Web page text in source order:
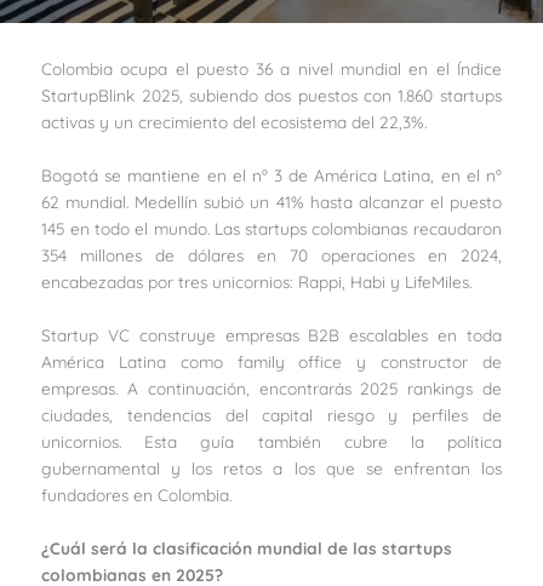
Colombia ocupa el puesto 36 a nivel mundial en el Índice
StartupBlink 2025, subiendo dos puestos con 1.860 startups
activas y un crecimiento del ecosistema del 22,3%.
Bogotá se mantiene en el nº 3 de América Latina, en el nº
62 mundial. Medellín subió un 41% hasta alcanzar el puesto
145 en todo el mundo. Las startups colombianas recaudaron
354 millones de dólares en 70 operaciones en 2024,
encabezadas por tres unicornios: Rappi, Habi y LifeMiles.
Startup VC construye empresas B2B escalables en toda
América Latina como family office y constructor de
empresas. A continuación, encontrarás 2025 rankings de
ciudades, tendencias del capital riesgo y perfiles de
unicornios. Esta guía también cubre la política
gubernamental y los retos a los que se enfrentan los
fundadores en Colombia.
¿Cuál será la clasificación mundial de las startups
colombianas en 2025?